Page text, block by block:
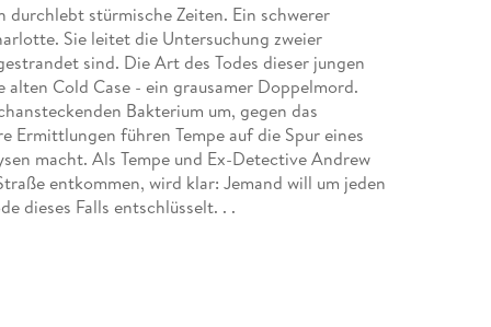
stürmische Zeiten. Ein schwerer
Sie leitet die Untersuchung zweier
sind. Die Art des Todes dieser jungen
Cold Case - ein grausamer Doppelmord.
Bakterium um, gegen das
Ermittlungen führen Tempe auf die Spur eines
macht. Als Tempe und Ex-Detective Andrew
entkommen, wird klar: Jemand will um jeden
dieses Falls entschlüsselt. . .